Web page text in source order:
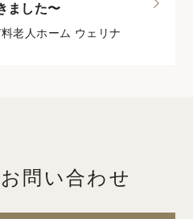
ました〜
老人ホーム ウェリナ
問い合わせ